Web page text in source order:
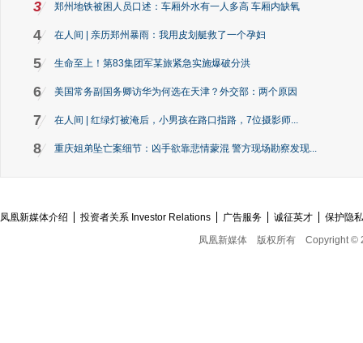
3 郑州地铁被困人员口述：车厢外水有一人多高 车厢内缺氧
4 在人间 | 亲历郑州暴雨：我用皮划艇救了一个孕妇
5 生命至上！第83集团军某旅紧急实施爆破分洪
6 美国常务副国务卿访华为何选在天津？外交部：两个原因
7 在人间 | 红绿灯被淹后，小男孩在路口指路，7位摄影师...
8 重庆姐弟坠亡案细节：凶手欲靠悲情蒙混 警方现场勘察发现...
凤凰新媒体介绍 投资者关系 Investor Relations 广告服务 诚征英才
保护隐
凤凰新媒体
版权所有 Copyright ©